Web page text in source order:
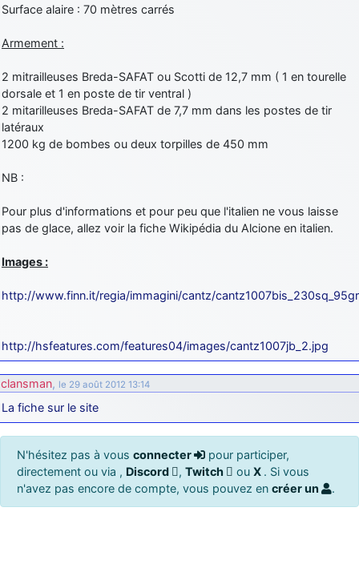
Surface alaire : 70 mètres carrés
Armement :
2 mitrailleuses Breda-SAFAT ou Scotti de 12,7 mm ( 1 en tourelle
dorsale et 1 en poste de tir ventral )
2 mitarilleuses Breda-SAFAT de 7,7 mm dans les postes de tir
latéraux
1200 kg de bombes ou deux torpilles de 450 mm
NB :
Pour plus d'informations et pour peu que l'italien ne vous laisse
pas de glace, allez voir la fiche Wikipédia du Alcione en italien.
Images :
http://www.finn.it/regia/immagini/cantz/
http://hsfeatures.com/features04/images/cantz1007jb_2.jpg
clansman, le 29 août 2012 13:14
La fiche sur le site
N'hésitez pas à vous connecter
pour participer,
directement ou via , Discord , Twitch ou X . Si vous
n'avez pas encore de compte, vous pouvez en créer un .